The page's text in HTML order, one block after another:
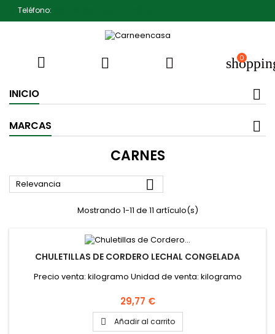
Teléfono:
   0
INICIO
MARCAS
CARNES
Relevancia 
Mostrando 1-11 de 11 artículo(s)
CHULETILLAS DE CORDERO LECHAL CONGELADA
Precio venta: kilogramo Unidad de venta: kilogramo
Precio
29,77 €
 Añadir al carrito